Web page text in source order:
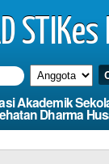
STIKes
Akademik
Dharma